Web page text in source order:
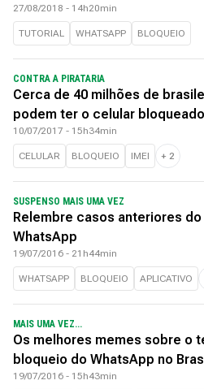
27/08/2018 - 14h20min
TUTORIAL WHATSAPP BLOQUEIO
CONTRA A PIRATARIA
Cerca de 40 milhões de
podem ter o celular bloqueado
10/07/2017 - 15h34min
CELULAR BLOQUEIO IMEI + 2
SUSPENSO MAIS UMA VEZ
Relembre casos anteriores
WhatsApp
19/07/2016 - 21h44min
WHATSAPP BLOQUEIO APLICATIVO
MAIS UMA VEZ...
Os melhores memes sobre o
bloqueio do WhatsApp no
19/07/2016 - 15h43min